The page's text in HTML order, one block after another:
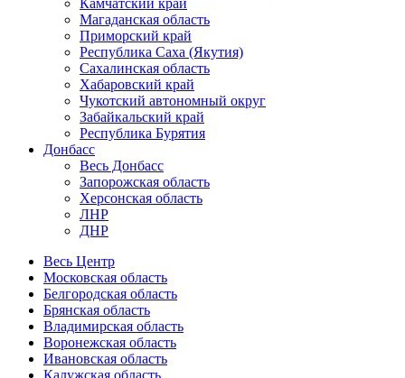
Камчатский край
Магаданская область
Приморский край
Республика Саха (Якутия)
Сахалинская область
Хабаровский край
Чукотский автономный округ
Забайкальский край
Республика Бурятия
Донбасс
Весь Донбасс
Запорожская область
Херсонская область
ЛНР
ДНР
Весь Центр
Московская область
Белгородская область
Брянская область
Владимирская область
Воронежская область
Ивановская область
Калужская область